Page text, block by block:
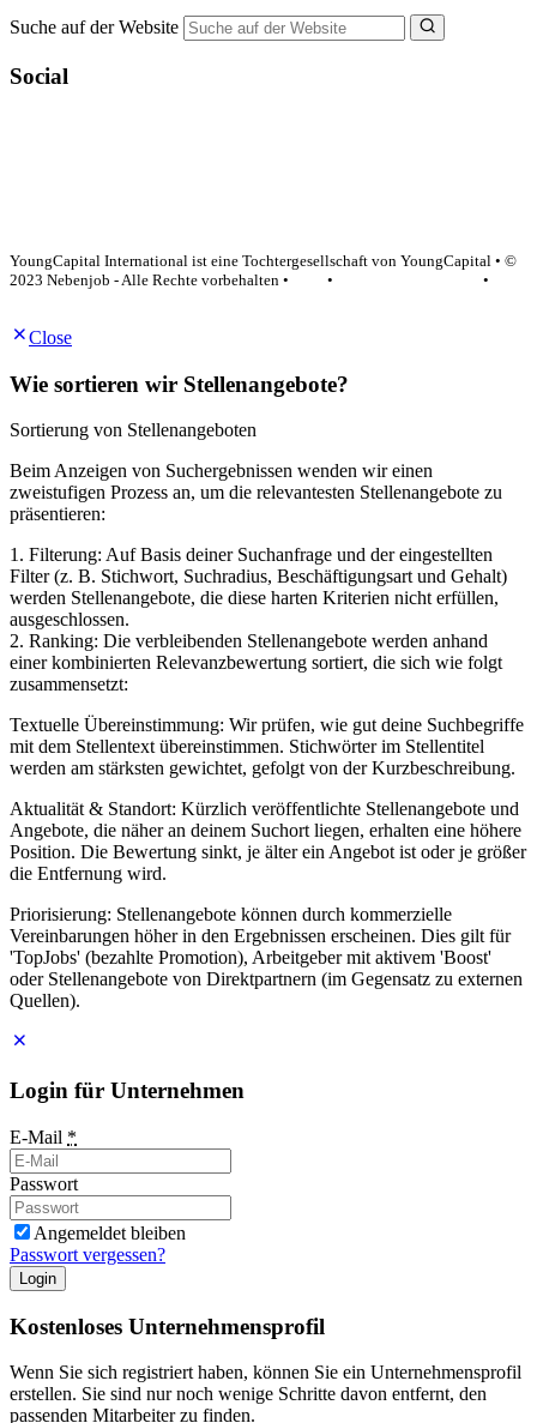
Suche auf der Website
Social
YoungCapital International ist eine Tochtergesellschaft von YoungCapital • ©
2023 Nebenjob - Alle Rechte vorbehalten •
•
•
Close
Wie sortieren wir Stellenangebote?
Sortierung von Stellenangeboten
Beim Anzeigen von Suchergebnissen wenden wir einen
zweistufigen Prozess an, um die relevantesten Stellenangebote zu
präsentieren:
1. Filterung: Auf Basis deiner Suchanfrage und der eingestellten
Filter (z. B. Stichwort, Suchradius, Beschäftigungsart und Gehalt)
werden Stellenangebote, die diese harten Kriterien nicht erfüllen,
ausgeschlossen.
2. Ranking: Die verbleibenden Stellenangebote werden anhand
einer kombinierten Relevanzbewertung sortiert, die sich wie folgt
zusammensetzt:
Textuelle Übereinstimmung: Wir prüfen, wie gut deine Suchbegriffe
mit dem Stellentext übereinstimmen. Stichwörter im Stellentitel
werden am stärksten gewichtet, gefolgt von der Kurzbeschreibung.
Aktualität & Standort: Kürzlich veröffentlichte Stellenangebote und
Angebote, die näher an deinem Suchort liegen, erhalten eine höhere
Position. Die Bewertung sinkt, je älter ein Angebot ist oder je größer
die Entfernung wird.
Priorisierung: Stellenangebote können durch kommerzielle
Vereinbarungen höher in den Ergebnissen erscheinen. Dies gilt für
'TopJobs' (bezahlte Promotion), Arbeitgeber mit aktivem 'Boost'
oder Stellenangebote von Direktpartnern (im Gegensatz zu externen
Quellen).
Login für Unternehmen
E-Mail *
Passwort
Angemeldet bleiben
Passwort vergessen?
Login
Kostenloses Unternehmensprofil
Wenn Sie sich registriert haben, können Sie ein Unternehmensprofil
erstellen. Sie sind nur noch wenige Schritte davon entfernt, den
passenden Mitarbeiter zu finden.